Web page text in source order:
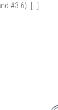
#3.6). […]